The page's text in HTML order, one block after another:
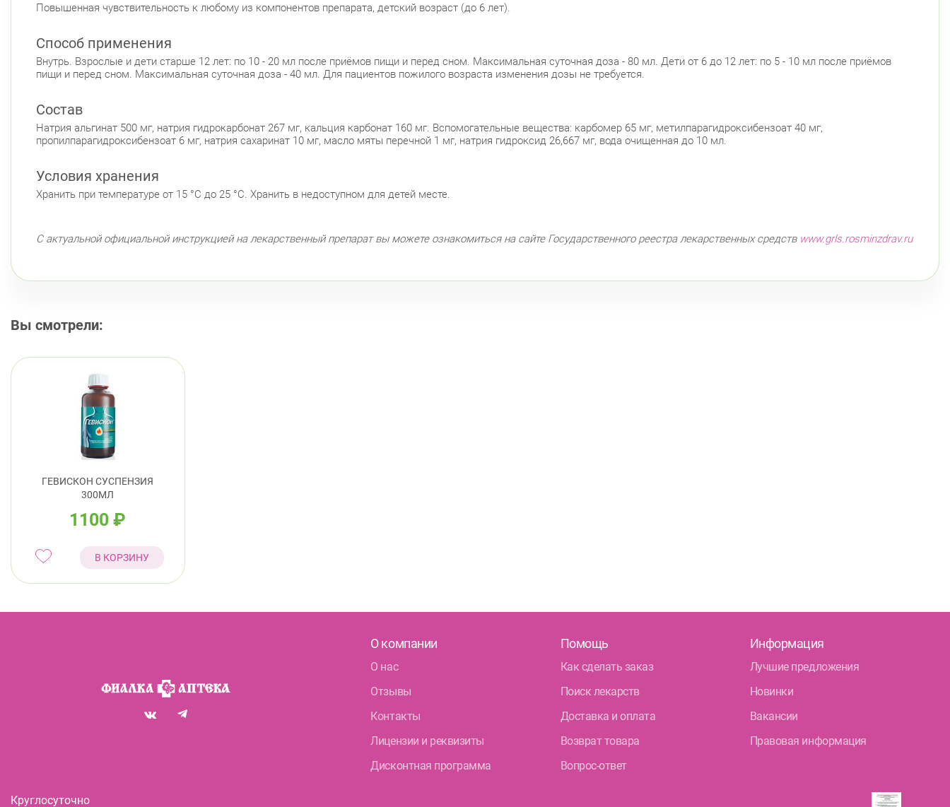
Б. Монетная ул., д. 10
Савушкина ул., д.143
Пионерская
Пионерская Комендантский пр.
Повышенная чувствительность к любому из компонентов препарата, детский возраст (до 6 лет).
Способ применения
Внутрь. Взрослые и дети старше 12 лет: по 10 - 20 мл после приёмов пищи и перед сном. Максимальная суточная доза - 80 мл. Дети от 6 до 12 лет: по 5 - 10 мл после приёмов
пищи и перед сном. Максимальная суточная доза - 40 мл. Для пациентов пожилого возраста изменения дозы не требуется.
Состав
Натрия альгинат 500 мг, натрия гидрокарбонат 267 мг, кальция карбонат 160 мг. Вспомогательные вещества: карбомер 65 мг, метилпарагидроксибензоат 40 мг,
пропилпарагидроксибензоат 6 мг, натрия сахаринат 10 мг, масло мяты перечной 1 мг, натрия гидроксид 26,667 мг, вода очищенная до 10 мл.
Условия хранения
Хранить при температуре от 15 °С до 25 °С. Хранить в недоступном для детей месте.
С актуальной официальной инструкцией на лекарственный препарат вы можете ознакомиться на сайте Государственного реестра лекарственных средств www.grls.rosminzdrav.ru
Вы смотрели:
ГЕВИСКОН СУСПЕНЗИЯ
300МЛ
1100₽
В КОРЗИНУ
О компании
О нас
Отзывы
Контакты
Лицензии и реквизиты
Дисконтная программа
Помощь
Как сделать заказ
Поиск лекарств
Доставка и оплата
Возврат товара
Вопрос-ответ
Информация
Лучшие предложения
Новинки
Вакансии
Правовая информация
Круглосуточно